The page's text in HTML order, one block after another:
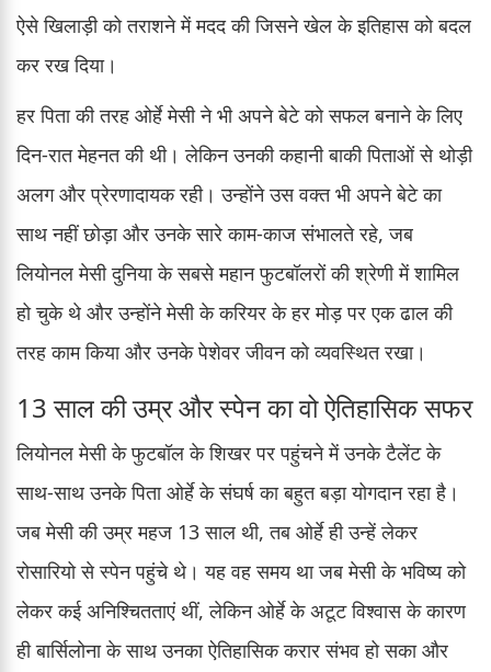
ऐसे खिलाड़ी को तराशने में मदद की जिसने खेल के इतिहास को बदल
कर रख दिया।
हर पिता की तरह ओर्हे मेसी ने भी अपने बेटे को सफल बनाने के लिए
दिन-रात मेहनत की थी। लेकिन उनकी कहानी बाकी पिताओं से थोड़ी
अलग और प्रेरणादायक रही। उन्होंने उस वक्त भी अपने बेटे का
साथ नहीं छोड़ा और उनके सारे काम-काज संभालते रहे, जब
लियोनल मेसी दुनिया के सबसे महान फुटबॉलरों की श्रेणी में शामिल
हो चुके थे और उन्होंने मेसी के करियर के हर मोड़ पर एक ढाल की
तरह काम किया और उनके पेशेवर जीवन को व्यवस्थित रखा।
13 साल की उम्र और स्पेन का वो ऐतिहासिक सफर
लियोनल मेसी के फुटबॉल के शिखर पर पहुंचने में उनके टैलेंट के
साथ-साथ उनके पिता ओर्हे के संघर्ष का बहुत बड़ा योगदान रहा है।
जब मेसी की उम्र महज 13 साल थी, तब ओर्हे ही उन्हें लेकर
रोसारियो से स्पेन पहुंचे थे। यह वह समय था जब मेसी के भविष्य को
लेकर कई अनिश्चितताएं थीं, लेकिन ओर्हे के अटूट विश्वास के कारण
ही बार्सिलोना के साथ उनका ऐतिहासिक करार संभव हो सका और